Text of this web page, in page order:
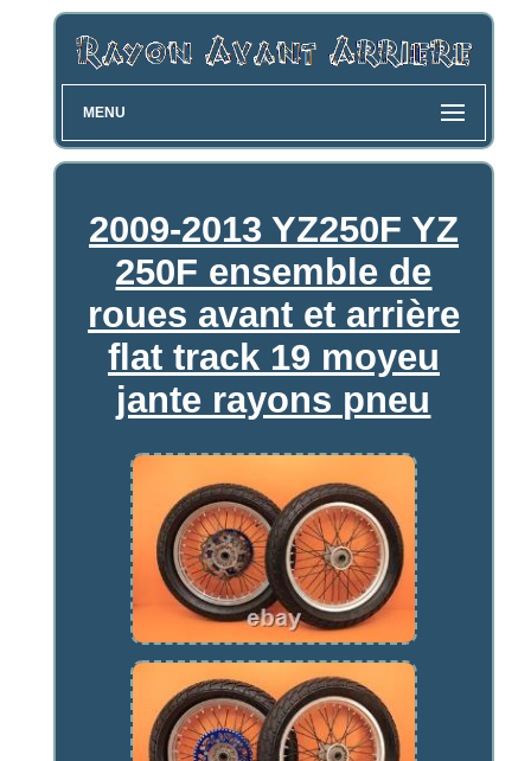
MENU
2009-2013 YZ250F YZ
250F ensemble de
roues avant et arrière
flat track 19 moyeu
jante rayons pneu